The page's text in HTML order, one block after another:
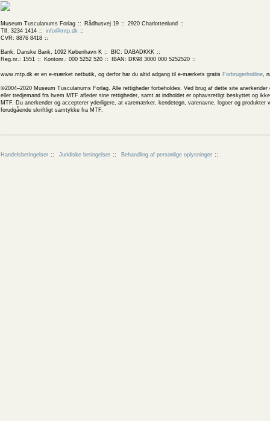
Museum Tusculanums Forlag Rådhusvej 19
2920 Charlottenlund
Tlf. 3234 1414
info@mtp.dk
CVR: 8876 8418
Bank: Danske Bank, 1092 København K
BIC: DABADKKK
Reg.nr.: 1551
Kontonr.: 000 5252 520 IBAN: DK98 3000 000 5252520
www.mtp.dk er en e-mærket netbutik, og derfor har du altid adgang til e-mærkets gratis Forbrugerhotline,
©2004–2020 Museum Tusculanums Forlag. Alle rettigheder forbeholdes. Ved brug af dette site
eller tredjemand fra hvem MTF afleder sine rettigheder, samt at indholdet er ophavsretligt beskyttet og
MTF. Du anerkender og accepterer yderligere, at varemærker, kendetegn, varenavne, logoer og
forudgående skriftligt samtykke fra MTF.
Handelsbetingelser Juridiske betingelser Behandling af personlige oplysninger